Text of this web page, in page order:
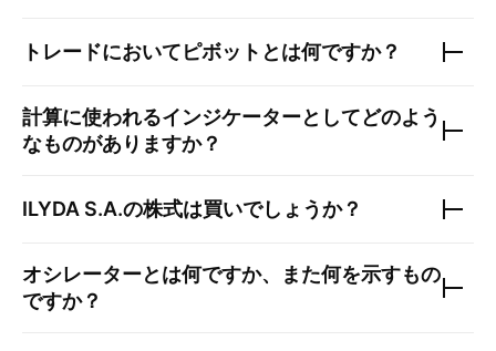
トレードにおいてピボットとは何ですか？
計算に使われるインジケーターとしてどのよう
なものがありますか？
ILYDA S.A.の株式は買いでしょうか？
オシレーターとは何ですか、また何を示すもの
ですか？